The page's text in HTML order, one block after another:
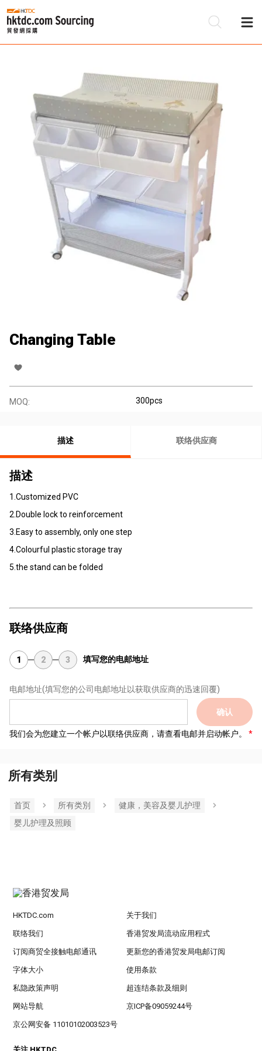
Changing Table
MOQ: 300pcs
描述 联络供应商
描述
1.Customized PVC
2.Double lock to reinforcement
3.Easy to assembly, only one step
4.Colourful plastic storage tray
5.the stand can be folded
联络供应商
1 2 3 填写您的电邮地址
电邮地址(填写您的公司电邮地址以获取供应商的迅速回覆)
确认
我们会为您建立一个帐户以联络供应商，请查看电邮并启动帐户。
所有类别
首页 所有类別
健康，美容及婴儿护理
婴儿护理及照顾
HKTDC.com 关于我们
联络我们 香港贸发局流动应用程式
订阅商贸全接触电邮通讯 更新您的香港贸发局电邮订阅
字体大小 使用条款
私隐政策声明 超连结条款及细则
网站导航 京ICP备09059244号
京公网安备 11010102003523号